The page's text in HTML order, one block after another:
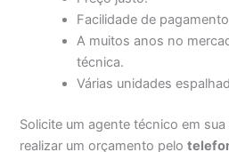
Facilidade de
A muitos anos no
técnica.
Várias unidades
Solicite um agente técnico em
realizar um orçamento pelo